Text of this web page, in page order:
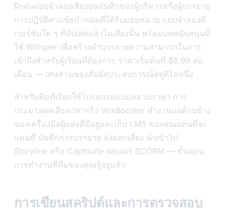
ฝึกฝนแบบจำลองเสียงบนบันทึกของผู้บริหารหรือผู้บรรยาย
การปฏิบัติตามข้อกำหนดที่ได้รับมอบหมาย แบบจำลองที่
เวอร์ชันใด ๆ ที่อัปเดตแล้วในเสียงนั้น พร้อมบทสนับสนุนที่
ใช้ Whisper เพื่อสร้างคำบรรยายความสามารถในการ
เข้าถึงสำหรับผู้เรียนที่ต้องการ ราคาเริ่มต้นที่ $6,99 ต่อ
เดือน — เศษส่วนของสัมผัสประสบการณ์สตูดิโอหนึ่ง
สำหรับทีมที่เรียกใช้โปรแกรมแบบหลายภาษา การ
ประมวลผลเสียงเวลาจริง VoxBooster ทำงานบนด้านข้าง
ของเครื่องมือผู้แต่งที่มีอยู่และเก็บ LMS ของคุณแทนที่จะ
แทนที่ บันทึกการบรรยาย ส่งออกเสียง นำเข้าไป
Storyline หรือ Captivate เผยแพร่ SCORM — ขั้นตอน
การทำงานที่ทีมของคุณรู้อยู่แล้ว
การเขียนสคริปต์และการตรวจสอบ